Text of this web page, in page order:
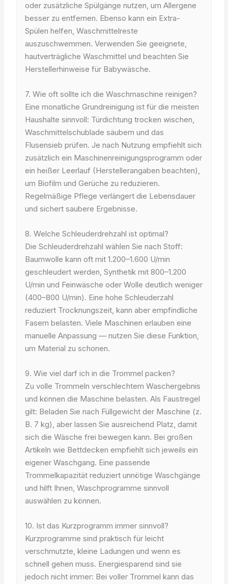
oder zusätzliche Spülgänge nutzen, um Allergene
besser zu entfernen. Ebenso kann ein Extra-
Spülen helfen, Waschmittelreste
auszuschwemmen. Verwenden Sie geeignete,
hautverträgliche Waschmittel und beachten Sie
Herstellerhinweise für Babywäsche.
7. Wie oft sollte ich die Waschmaschine reinigen?
Eine monatliche Grundreinigung ist für die meisten
Haushalte sinnvoll: Türdichtung trocken wischen,
Waschmittelschublade säubern und das
Flusensieb prüfen. Je nach Nutzung empfiehlt sich
zusätzlich ein Maschinenreinigungsprogramm oder
ein heißer Leerlauf (Herstellerangaben beachten),
um Biofilm und Gerüche zu reduzieren.
Regelmäßige Pflege verlängert die Lebensdauer
und sichert saubere Ergebnisse.
8. Welche Schleuderdrehzahl ist optimal?
Die Schleuderdrehzahl wählen Sie nach Stoff:
Baumwolle kann oft mit 1.200–1.600 U/min
geschleudert werden, Synthetik mit 800–1.200
U/min und Feinwäsche oder Wolle deutlich weniger
(400–800 U/min). Eine hohe Schleuderzahl
reduziert Trocknungszeit, kann aber empfindliche
Fasern belasten. Viele Maschinen erlauben eine
manuelle Anpassung — nutzen Sie diese Funktion,
um Material zu schonen.
9. Wie viel darf ich in die Trommel packen?
Zu volle Trommeln verschlechtern Waschergebnis
und können die Maschine belasten. Als Faustregel
gilt: Beladen Sie nach Füllgewicht der Maschine (z.
B. 7 kg), aber lassen Sie ausreichend Platz, damit
sich die Wäsche frei bewegen kann. Bei großen
Artikeln wie Bettdecken empfiehlt sich jeweils ein
eigener Waschgang. Eine passende
Trommelkapazität reduziert unnötige Waschgänge
und hilft Ihnen, Waschprogramme sinnvoll
auswählen zu können.
10. Ist das Kurzprogramm immer sinnvoll?
Kurzprogramme sind praktisch für leicht
verschmutzte, kleine Ladungen und wenn es
schnell gehen muss. Energiesparend sind sie
jedoch nicht immer: Bei voller Trommel kann das